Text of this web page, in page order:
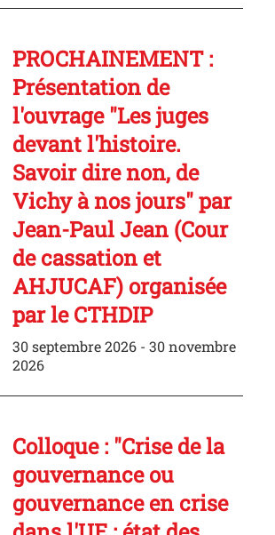
PROCHAINEMENT :
Présentation de
l'ouvrage "Les juges
devant l'histoire.
Savoir dire non, de
Vichy à nos jours" par
Jean-Paul Jean (Cour
de cassation et
AHJUCAF) organisée
par le CTHDIP
30 septembre 2026 - 30 novembre
2026
Colloque : "Crise de la
gouvernance ou
gouvernance en crise